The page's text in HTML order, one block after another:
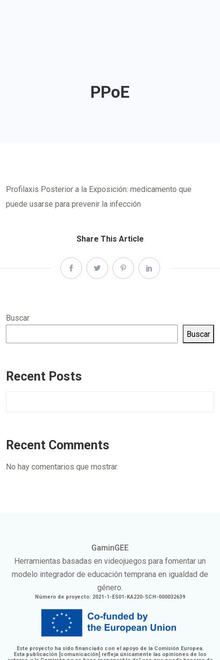
PPoE
Profilaxis Posterior a la Exposición: medicamento que
puede usarse para prevenir la infección
Share This Article
Buscar
Buscar
Recent Posts
Recent Comments
No hay comentarios que mostrar.
GaminGEE
Herramientas basadas en videojuegos para fomentar un
modelo integrador de educación temprana en igualdad de
género.
Número de proyecto: 2021-1-ES01-KA220-SCH-000032639
Este proyecto ha sido financiado con el apoyo de la Comisión Europea.
Esta publicación [comunicación] refleja únicamente las opiniones de los